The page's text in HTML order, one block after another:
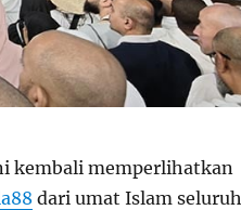
kembali memperlihatkan
dari umat Islam seluruh